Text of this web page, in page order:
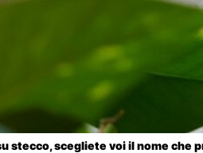
stecco, scegliete voi il nome che